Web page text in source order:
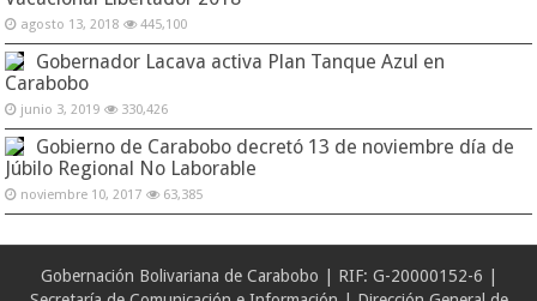
agosto 13, 2018 445,100
Gobernador Lacava activa Plan Tanque Azul en
Carabobo
junio 3, 2019 330,426
Gobierno de Carabobo decretó 13 de noviembre día de
Júbilo Regional No Laborable
noviembre 10, 2017 63,385
Gobernación Bolivariana de Carabobo | RIF: G-20000152-6 |